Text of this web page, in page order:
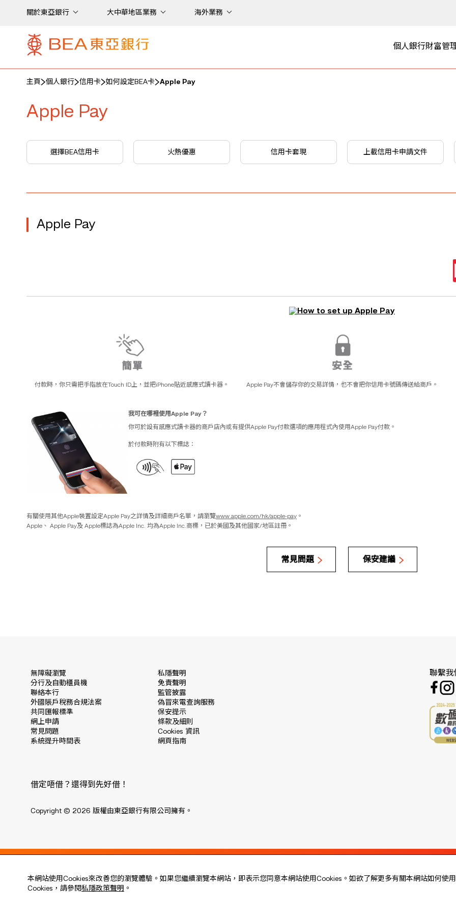
關於東亞銀行 大中華地區業務 海外業務
個人銀行財富管
主頁 個人銀行 信用卡 如何設定BEA卡 Apple Pay
Apple Pay
選擇BEA信用卡 火熱優惠 信用卡套現 上載信用卡申請文件
Apple Pay
付款時，你只需把手指放在Touch ID上，並把iPhone貼近感應式讀卡器。 Apple Pay不會儲存你的交易詳情，也不會把你信用卡號碼傳送給商戶。
我可在哪裡使用Apple Pay？
你可於設有感應式讀卡器的商戶店內或有提供Apple Pay付款選項的應用程式內使用Apple Pay付款。
於付款時附有以下標誌：
有關使用其他Apple裝置設定Apple Pay之詳情及詳細商戶名單，請瀏覽www.apple.com/hk/apple-pay 。
Apple、 Apple Pay及 Apple標誌為Apple Inc. 均為Apple Inc.商標，已於美國及其他國家/地區註冊。
常見問題 保安建議
本網站使用Cookies來改善您的瀏覽體驗。如果您繼續瀏覽本網站，即表示您同意本網站使用Cookies。如欲了解更多有關本網站如何使用
Cookies，請參閱私隱政策聲明 。
無障礙瀏覽
分行及自動櫃員機
聯絡本行
外國賬戶稅務合規法案
共同匯報標準
網上申請
常見問題
系統提升時間表
私隱聲明
免責聲明
監管披露
偽冒來電查詢服務
保安提示
條款及細則
Cookies 資訊
網頁指南
聯繫我
借定唔借？還得到先好借！
Copyright © 2026 版權由東亞銀行有限公司擁有。
Live every moment
活出每刻